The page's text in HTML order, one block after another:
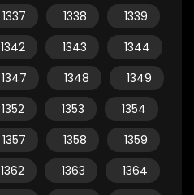
1337 1338
1339
1342 1343
1344
1347 1348
1349
1352 1353
1354
1357 1358
1359
1362 1363
1364